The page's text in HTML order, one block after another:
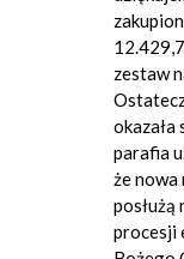
zestaw
okazała
parafia
że nowa
posłużą
procesji